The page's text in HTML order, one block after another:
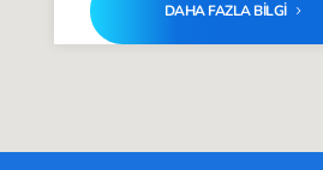
DAHA FAZLA BİLGİ